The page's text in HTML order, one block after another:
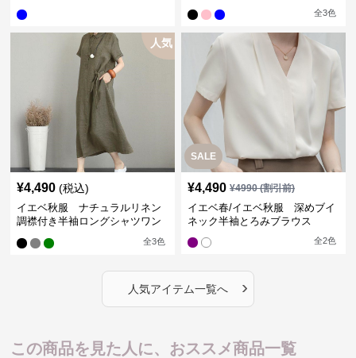
全3色
人気
¥4,490 (税込)
イエベ秋服 ナチュラルリネン
調襟付き半袖ロングシャツワン
全3色
SALE
¥4,490 ¥4990(割引前)
イエベ春/イエベ秋服 深めブイ
ネック半袖とろみブラウス
全2色
人気アイテム一覧へ ›
この商品を見た人に、おススメ商品一覧